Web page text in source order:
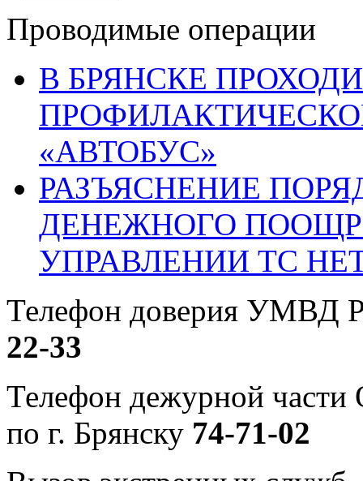
Проводимые операции
В БРЯНСКЕ
«АВТОБУС»
РАЗЪЯСНЕНИЕ
ДЕНЕЖНОГО
УПРАВЛЕНИИ ТС
Телефон доверия УМВД
22-33
Телефон дежурной
по г. Брянску 74-71-02